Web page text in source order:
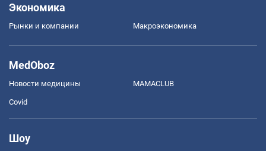
Экономика
Рынки и компании Mакроэкономика
MedOboz
Новости медицины MAMACLUB
Covid
Шоу